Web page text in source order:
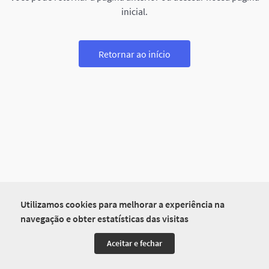
Utilizamos cookies para melhorar a experiência na
navegação e obter estatísticas das visitas
Aceitar e fechar
inicial.
Retornar ao início